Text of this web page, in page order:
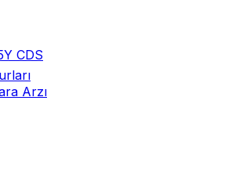
CDS
Arzı